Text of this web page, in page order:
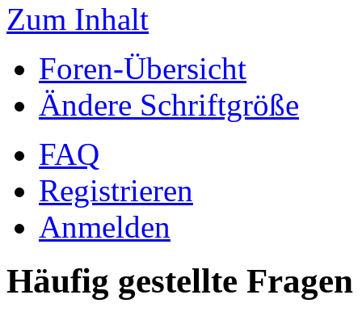
Zum Inhalt
Foren-Übersicht
Ändere Schriftgröße
FAQ
Registrieren
Anmelden
Häufig gestellte Fragen